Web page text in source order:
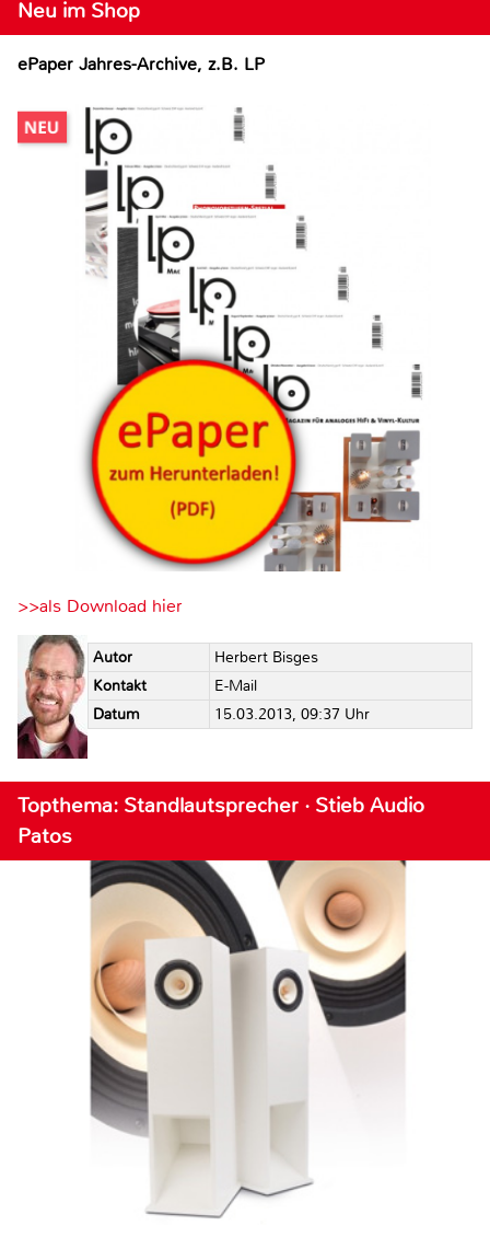
Neu im Shop
ePaper Jahres-Archive, z.B. LP
>>als Download hier
Autor
Herbert Bisges
Kontakt
E-Mail
Datum
15.03.2013, 09:37 Uhr
Topthema: Standlautsprecher · Stieb Audio
Patos